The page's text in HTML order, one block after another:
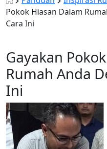
Pokok Hiasan Dalam
Cara Ini
Gayakan
Rumah Anda
Ini